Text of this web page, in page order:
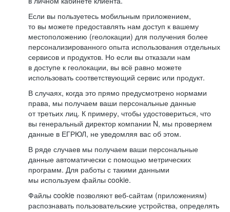
Если вы пользуетесь мобильным приложением,
то вы можете предоставлять нам доступ к вашему
местоположению (геолокации) для получения более
персонализированного опыта использования отдельных
сервисов и продуктов. Но если вы отказали нам
в доступе к геолокации, вы всё равно можете
использовать соответствующий сервис или продукт.
В случаях, когда это прямо предусмотрено нормами
права, мы получаем ваши персональные данные
от третьих лиц. К примеру, чтобы удостовериться, что
вы генеральный директор компании N, мы проверяем
данные в ЕГРЮЛ, не уведомляя вас об этом.
В ряде случаев мы получаем ваши персональные
данные автоматически с помощью метрических
программ. Для работы с такими данными
мы используем файлы cookie.
Файлы cookie позволяют веб-сайтам (приложениям)
распознавать пользовательские устройства, определять